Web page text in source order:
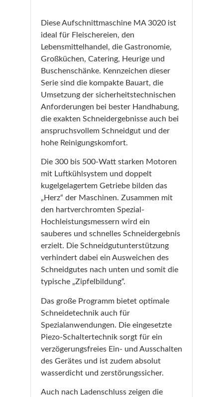
Diese Aufschnittmaschine MA 3020 ist
ideal für Fleischereien, den
Lebensmittelhandel, die Gastronomie,
Großküchen, Catering, Heurige und
Buschenschänke. Kennzeichen dieser
Serie sind die kompakte Bauart, die
Umsetzung der sicherheitstechnischen
Anforderungen bei bester Handhabung,
die exakten Schneidergebnisse auch bei
anspruchsvollem Schneidgut und der
hohe Reinigungskomfort.
Die 300 bis 500-Watt starken Motoren
mit Luftkühlsystem und doppelt
kugelgelagertem Getriebe bilden das
„Herz“ der Maschinen. Zusammen mit
den hartverchromten Spezial-
Hochleistungsmessern wird ein
sauberes und schnelles Schneidergebnis
erzielt. Die Schneidgutunterstützung
verhindert dabei ein Ausweichen des
Schneidgutes nach unten und somit die
typische „Zipfelbildung“.
Das große Programm bietet optimale
Schneidetechnik auch für
Spezialanwendungen. Die eingesetzte
Piezo-Schaltertechnik sorgt für ein
verzögerungsfreies Ein- und Ausschalten
des Gerätes und ist zudem absolut
wasserdicht und zerstörungssicher.
Auch nach Ladenschluss zeigen die